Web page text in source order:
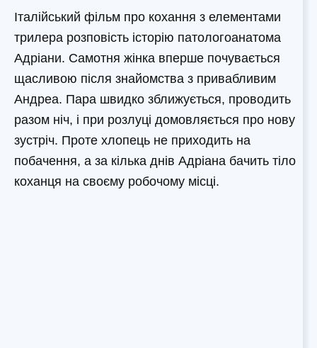
Італійський фільм про кохання з елементами
трилера розповість історію патологоанатома
Адріани. Самотня жінка вперше почувається
щасливою після знайомства з привабливим
Андреа. Пара швидко зближується, проводить
разом ніч, і при розлуці домовляється про нову
зустріч. Проте хлопець не приходить на
побачення, а за кілька днів Адріана бачить тіло
коханця на своєму робочому місці.